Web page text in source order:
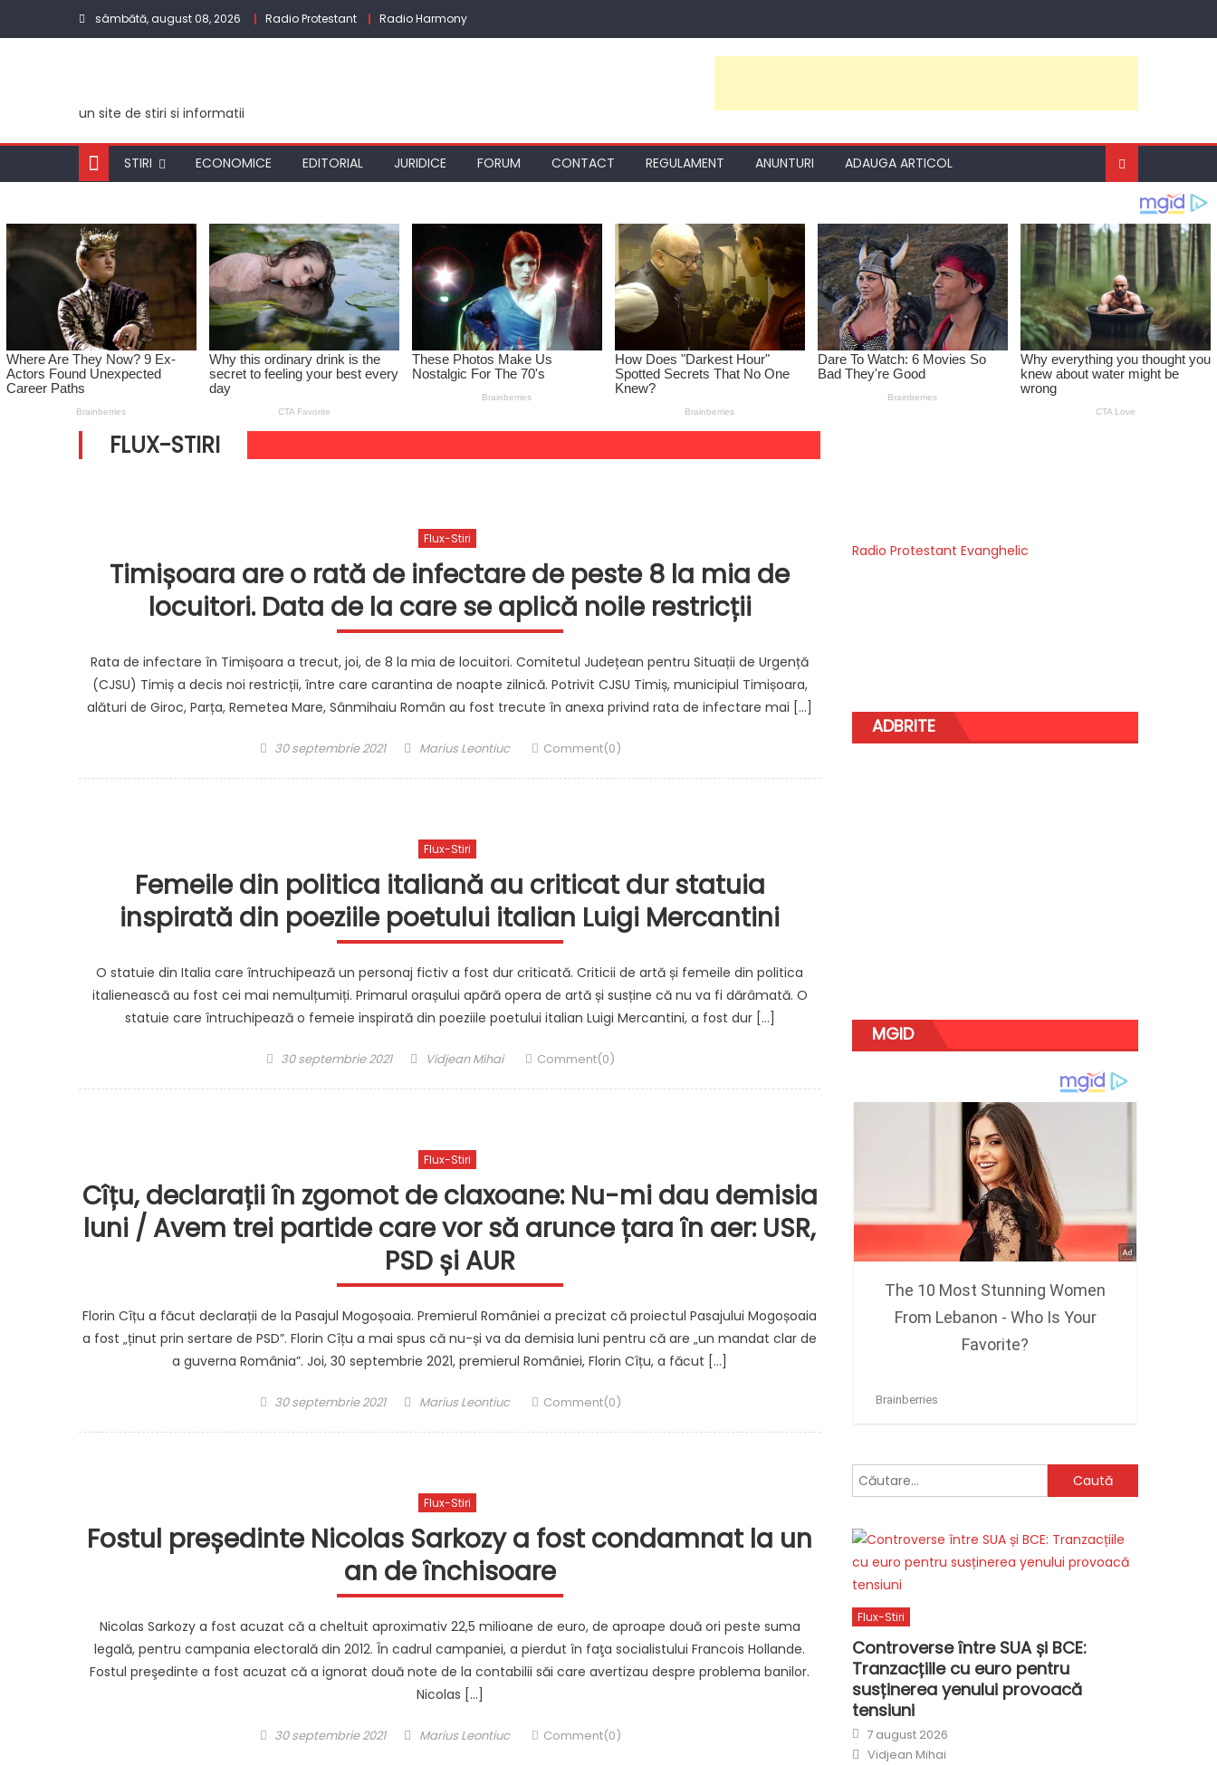
sâmbătă, august 08, 2026 Radio Protestant Radio Harmony
un site de stiri si informatii
STIRI ECONOMICE EDITORIAL JURIDICE FORUM CONTACT REGULAMENT ANUNTURI ADAUGA ARTICOL
FLUX-STIRI
Flux-Stiri
Timișoara are o rată de infectare de peste 8 la mia de
locuitori. Data de la care se aplică noile restricții
Rata de infectare în Timișoara a trecut, joi, de 8 la mia de locuitori. Comitetul Județean pentru Situații de Urgență
(CJSU) Timiș a decis noi restricții, între care carantina de noapte zilnică. Potrivit CJSU Timiș, municipiul Timișoara,
alături de Giroc, Parța, Remetea Mare, Sânmihaiu Român au fost trecute în anexa privind rata de infectare mai […]
Posted
30 septembrie 2021 Author
Marius Leontiuc Comment(0)
Flux-Stiri
Femeile din politica italiană au criticat dur statuia
inspirată din poeziile poetului italian Luigi Mercantini
O statuie din Italia care întruchipează un personaj fictiv a fost dur criticată. Criticii de artă și femeile din politica
italienească au fost cei mai nemulțumiți. Primarul orașului apără opera de artă și susține că nu va fi dărâmată. O
statuie care întruchipează o femeie inspirată din poeziile poetului italian Luigi Mercantini, a fost dur […]
Posted
30 septembrie 2021 Author
Vidjean Mihai Comment(0)
Flux-Stiri
Cîțu, declarații în zgomot de claxoane: Nu-mi dau demisia
luni / Avem trei partide care vor să arunce țara în aer: USR,
PSD și AUR
Florin Cîțu a făcut declarații de la Pasajul Mogoșoaia. Premierul României a precizat că proiectul Pasajului Mogoșoaia
a fost „ținut prin sertare de PSD”. Florin Cîțu a mai spus că nu-și va da demisia luni pentru că are „un mandat clar de
a guverna România”. Joi, 30 septembrie 2021, premierul României, Florin Cîțu, a făcut […]
Posted
30 septembrie 2021 Author
Marius Leontiuc Comment(0)
Flux-Stiri
Fostul președinte Nicolas Sarkozy a fost condamnat la un
an de închisoare
Nicolas Sarkozy a fost acuzat că a cheltuit aproximativ 22,5 milioane de euro, de aproape două ori peste suma
legală, pentru campania electorală din 2012. În cadrul campaniei, a pierdut în faţa socialistului Francois Hollande.
Fostul preşedinte a fost acuzat că a ignorat două note de la contabilii săi care avertizau despre problema banilor.
Nicolas […]
Posted
30 septembrie 2021 Author
Marius Leontiuc Comment(0)
Radio Protestant Evanghelic
ADBRITE
MGID
Caută
după:
Flux-Stiri
Controverse între SUA și BCE:
Tranzacțiile cu euro pentru
susținerea yenului provoacă
tensiuni
Posted
on
7 august 2026
Author
Vidjean Mihai